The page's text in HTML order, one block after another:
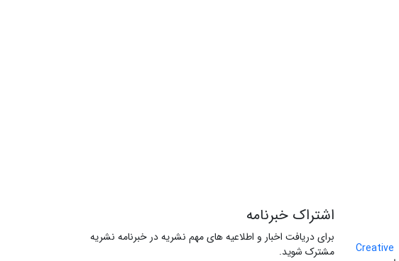
Creative
اشتراک خبرنامه
برای دریافت اخبار و اطلاعیه های مهم نشریه در خبرنامه نشریه
مشترک شوید.